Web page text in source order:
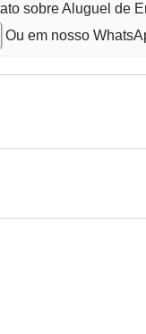
sobre Aluguel de
Ou em nosso